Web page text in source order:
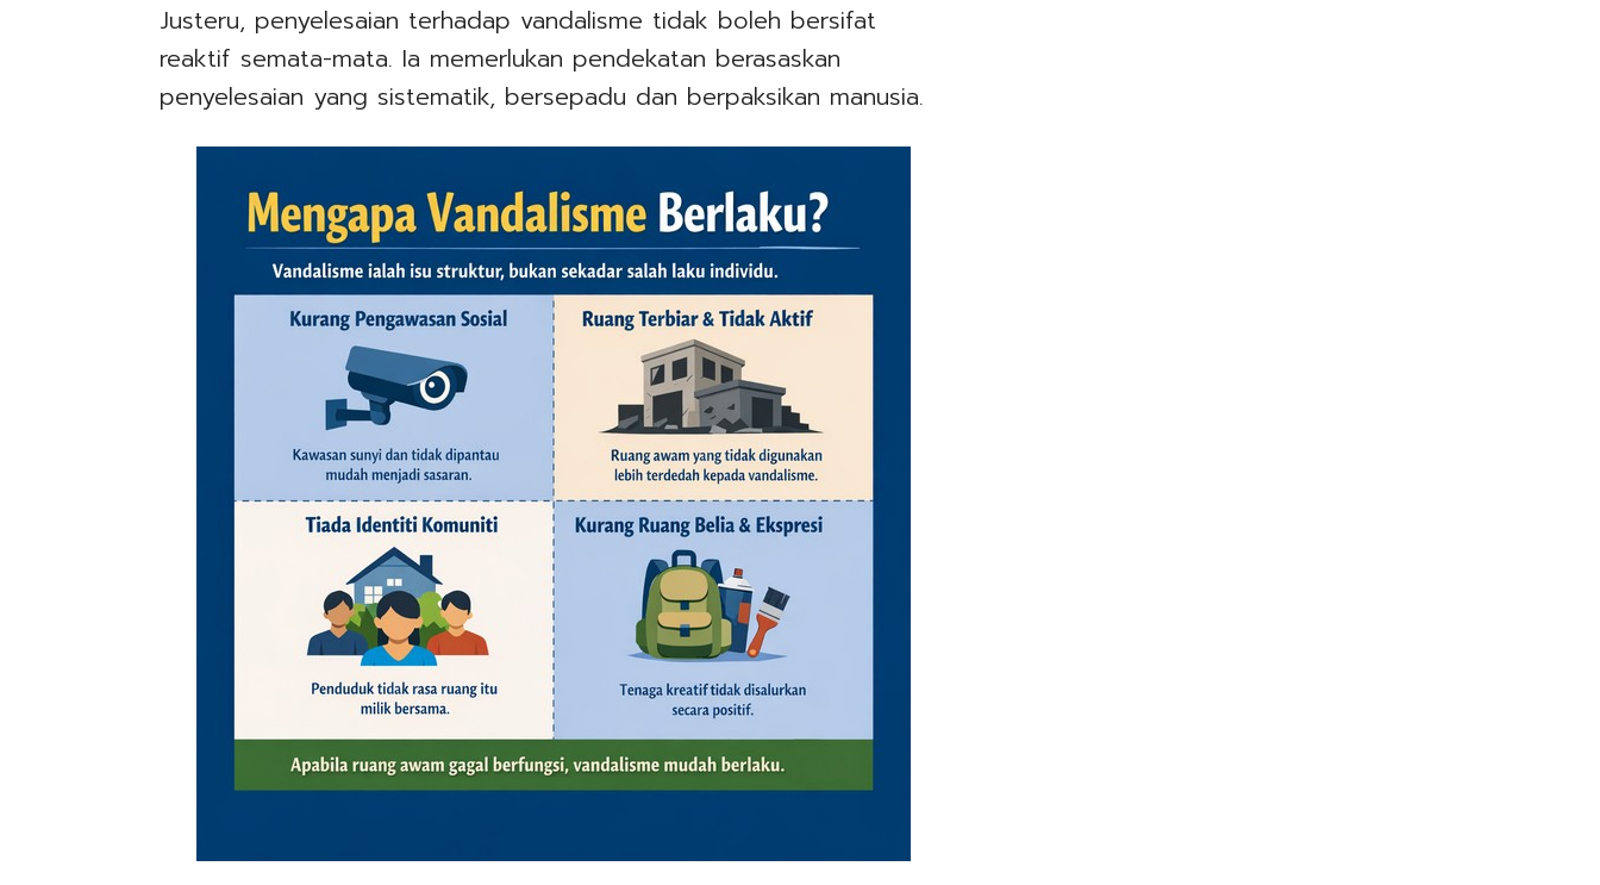
Justeru, penyelesaian terhadap vandalisme tidak boleh bersifat
reaktif semata-mata. Ia memerlukan pendekatan berasaskan
penyelesaian yang sistematik, bersepadu dan berpaksikan manusia.